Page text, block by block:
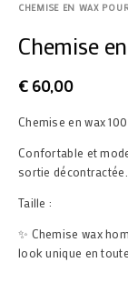
CHEMISE EN WAX
Chemise
€60,00
Chemise en wax
Confortable et
sortie décontractée.
Taille :
✨ Chemise wax
look unique en